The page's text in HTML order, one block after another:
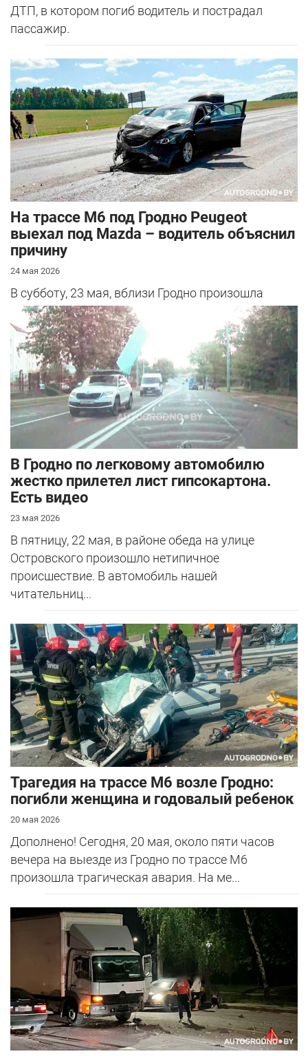
ДТП, в котором погиб водитель и пострадал
пассажир.
На трассе М6 под Гродно Peugeot
выехал под Mazda – водитель объяснил
причину
24 мая 2026
В субботу, 23 мая, вблизи Гродно произошла
серьезная авария – столкнулись Mazda и
Peugeot. Читатель АвтоГродно поделился...
В Гродно по легковому автомобилю
жестко прилетел лист гипсокартона.
Есть видео
23 мая 2026
В пятницу, 22 мая, в районе обеда на улице
Островского произошло нетипичное
происшествие. В автомобиль нашей
читательниц...
Трагедия на трассе М6 возле Гродно:
погибли женщина и годовалый ребенок
20 мая 2026
Дополнено! Сегодня, 20 мая, около пяти часов
вечера на выезде из Гродно по трассе М6
произошла трагическая авария. На ме...